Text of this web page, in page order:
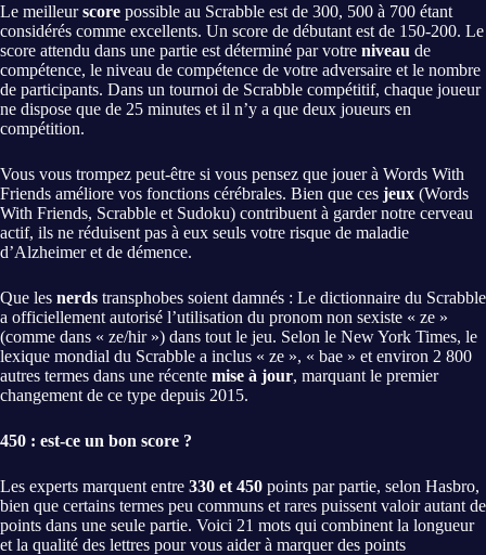
Le meilleurscore possible au Scrabble est de 300, 500 à 700 étant
considérés comme excellents. Un score de débutant est de 150-200. Le
score attendu dans une partie est déterminé par votre niveau de
compétence, le niveau de compétence de votre adversaire et le nombre
de participants. Dans un tournoi de Scrabble compétitif, chaque joueur
ne dispose que de 25 minutes et il n’y a que deux joueurs en
compétition.
Vous vous trompez peut-être si vous pensez que jouer à Words With
Friends améliore vos fonctions cérébrales. Bien que ces jeux (Words
With Friends, Scrabble et Sudoku) contribuent à garder notre cerveau
actif, ils ne réduisent pas à eux seuls votre risque de maladie
d’Alzheimer et de démence.
Que les nerds transphobes soient damnés : Le dictionnaire du Scrabble
a officiellement autorisé l’utilisation du pronom non sexiste « ze »
(comme dans « ze/hir ») dans tout le jeu. Selon le New York Times, le
lexique mondial du Scrabble a inclus « ze », « bae » et environ 2 800
autres termes dans une récente mise à jour, marquant le premier
changement de ce type depuis 2015.
450 : est-ce un bon score ?
Les experts marquent entre 330 et 450 points par partie, selon Hasbro,
bien que certains termes peu communs et rares puissent valoir autant de
points dans une seule partie. Voici 21 mots qui combinent la longueur
et la qualité des lettres pour vous aider à marquer des points